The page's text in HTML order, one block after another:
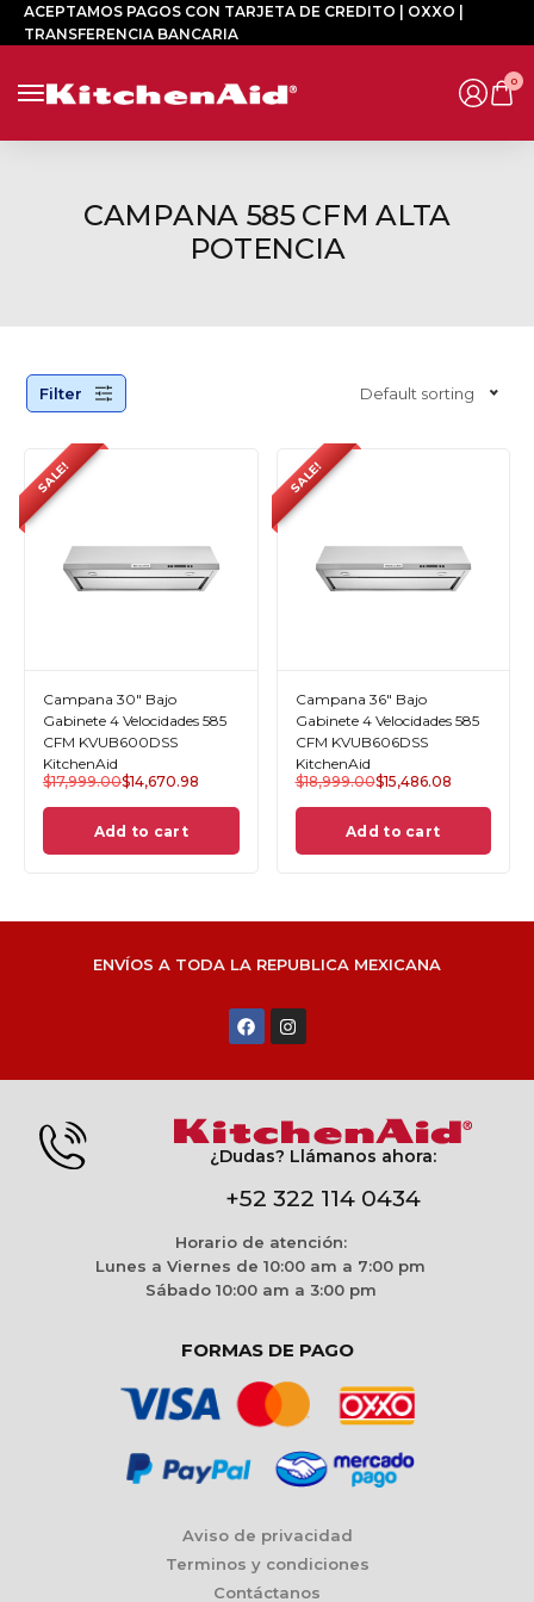
ACEPTAMOS PAGOS CON TARJETA DE CREDITO | OXXO |
TRANSFERENCIA BANCARIA
0
CAMPANA 585 CFM ALTA
POTENCIA
Filter Default sorting
SALE!
Campana 30" Bajo
Gabinete 4 Velocidades 585
CFM KVUB600DSS
KitchenAid
$17,999.00$14,670.98
Add to cart
SALE!
Campana 36" Bajo
Gabinete 4 Velocidades 585
CFM KVUB606DSS
KitchenAid
$18,999.00$15,486.08
Add to cart
ENVÍOS A TODA LA REPUBLICA MEXICANA
¿Dudas? Llámanos ahora:
+52 322 114 0434
Horario de atención:
Lunes a Viernes de 10:00 am a 7:00 pm
Sábado 10:00 am a 3:00 pm
FORMAS DE PAGO
Aviso de privacidad
Terminos y condiciones
Contáctanos